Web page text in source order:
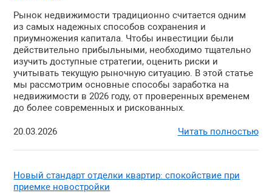
Рынок недвижимости традиционно считается одним
из самых надежных способов сохранения и
приумножения капитала. Чтобы инвестиции были
действительно прибыльными, необходимо тщательно
изучить доступные стратегии, оценить риски и
учитывать текущую рыночную ситуацию. В этой статье
мы рассмотрим основные способы заработка на
недвижимости в 2026 году, от проверенных временем
до более современных и рискованных.
20.03.2026 Читать полностью
Новый стандарт отделки квартир: спокойствие при
приемке новостройки